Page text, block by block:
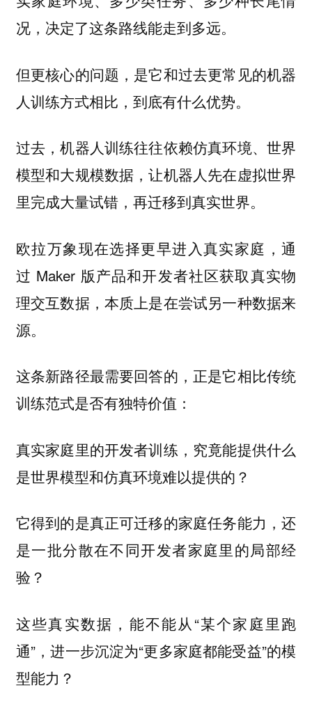
况，决定了这条路线能走到多远。
但更核心的问题，是它和过去更常见的机器
人训练方式相比，到底有什么优势。
过去，机器人训练往往依赖仿真环境、世界
模型和大规模数据，让机器人先在虚拟世界
里完成大量试错，再迁移到真实世界。
欧拉万象现在选择更早进入真实家庭，通
过 Maker 版产品和开发者社区获取真实物
理交互数据，本质上是在尝试另一种数据来
源。
这条新路径最需要回答的，正是它相比传统
训练范式是否有独特价值 ：
真实家庭里的开发者训练，究竟能提供什么
是世界模型和仿真环境难以提供的？
它得到的是真正可迁移的家庭任务能力，还
是一批分散在不同开发者家庭里的局部经
验？
这些真实数据，能不能从“某个家庭里跑
通”，进一步沉淀为“更多家庭都能受益”的模
型能力？